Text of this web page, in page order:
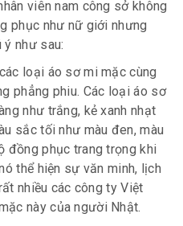
viên nam công sở không
phục như nữ giới nhưng
như sau:
loại áo sơ mi mặc cùng
phẳng phiu. Các loại áo sơ
như trắng, kẻ xanh nhạt
sắc tối như màu đen, màu
đồng phục trang trọng khi
thể hiện sự văn minh, lịch
nhiều các công ty Việt
này của người Nhật.